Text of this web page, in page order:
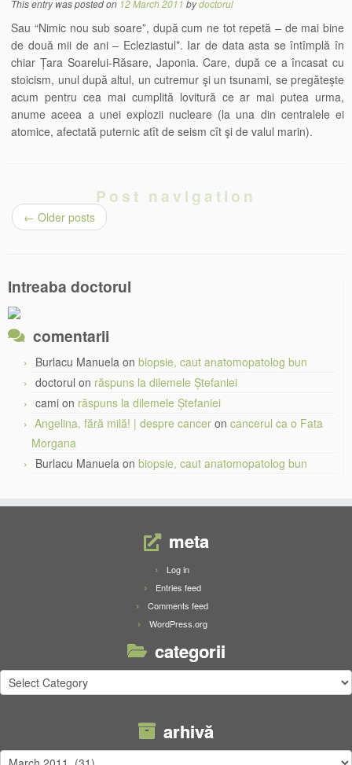
This entry was posted on 12 March 2011 bydoctorul
Sau “Nimic nou sub soare”, după cum ne tot repetă – de mai bine
de două mii de ani – Ecleziastul*. Iar de data asta se întîmplă în
chiar Țara Soarelui-Răsare, Japonia. Care, după ce a încasat cu
stoicism, unul după altul, un cutremur şi un tsunami, se pregăteşte
acum pentru cea mai cumplită lovitură ce ar mai putea urma,
anume aceea a unei explozii nucleare (la una din centralele ei
atomice, afectată puternic atît de seism cît şi de valul marin).
Post navigation
← Older posts
Intreaba doctorul
comentarii
Burlacu Manuela on biopsie, caut anatomopatolog bun
doctorul on răspuns la dilemele Ștefaniei
cami on răspuns la dilemele Ștefaniei
Angelina, fără milă! | despre cancer on cancerul ca o Fata
Morgana
Burlacu Manuela on biopsie, caut anatomopatolog bun
meta
Log in
Entries feed
Comments feed
WordPress.org
categorii
categorii
arhivă
arhivă